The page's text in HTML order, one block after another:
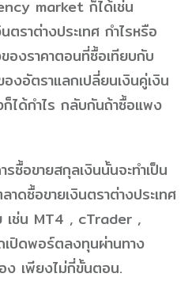
market ก็ได้เช่น
ตราต่างประเทศ กำไรหรือ
องราคาตอนที่ซื้อเทียบกับ
งอัตราแลกเปลี่ยนเงินคู่เงิน
ได้กำไร กลับกันถ้าซื้อแพง
รซื้อขายสกุลเงินนั้นจะทำเป็น
ดซื้อขายเงินตราต่างประเทศ
เช่น MT4 , cTrader ,
ปิดพอร์ตลงทุนผ่านทาง
ง เพียงไม่กี่ขั้นตอน.